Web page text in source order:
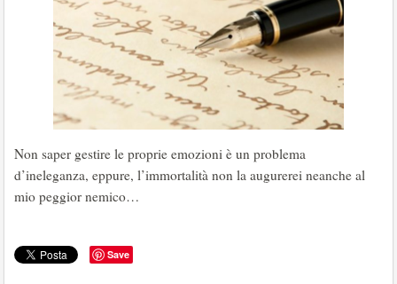
Non saper gestire le proprie emozioni è un problema
d’ineleganza, eppure, l’immortalità non la augurerei neanche al
mio peggior nemico…
Save